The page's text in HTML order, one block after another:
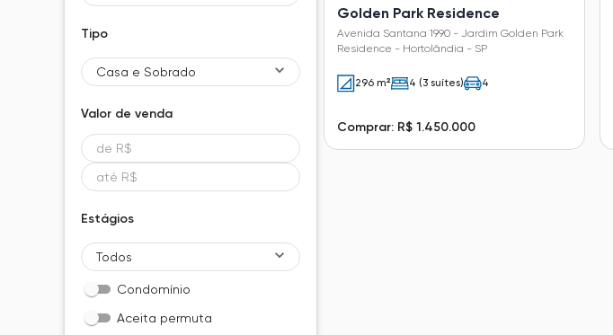
Tipo
Casa e Sobrado
Valor de venda
Estágios
Todos
Condomínio
Aceita permuta
Golden Park Residence
Avenida Santana 1990 - Jardim Golden Park
Residence - Hortolândia - SP
296 m² 4 (3 suítes) 4
Comprar: R$ 1.450.000